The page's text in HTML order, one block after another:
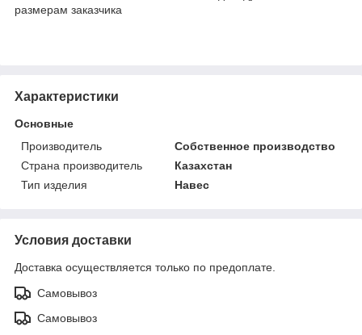
размерам заказчика
Характеристики
Основные
Производитель
Собственное производство
Страна производитель
Казахстан
Тип изделия
Навес
Условия доставки
Доставка осуществляется только по предоплате.
Самовывоз
Самовывоз